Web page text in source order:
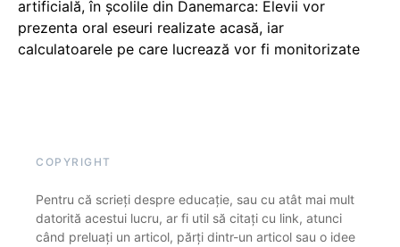
artificială, în școlile din Danemarca: Elevii vor
prezenta oral eseuri realizate acasă, iar
calculatoarele pe care lucrează vor fi monitorizate
COPYRIGHT
Pentru că scrieți despre educație, sau cu atât mai mult
datorită acestui lucru, ar fi util să citați cu link, atunci
când preluați un articol, părți dintr-un articol sau o idee